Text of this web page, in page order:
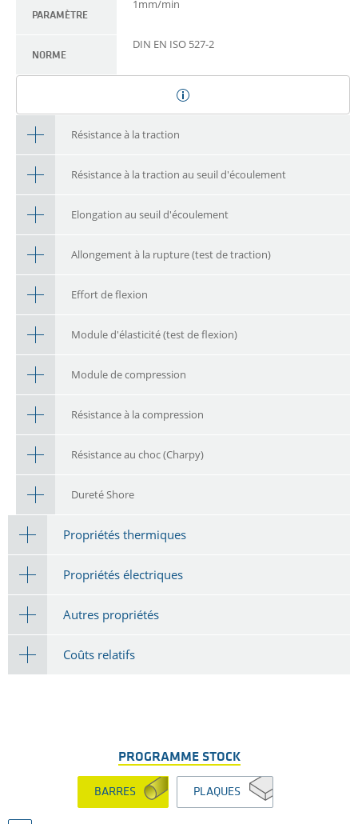
PARAMÈTRE
1mm/min
NORME
DIN EN ISO 527-2
Résistance à la traction
Résistance à la traction au seuil d'écoulement
Elongation au seuil d'écoulement
Allongement à la rupture (test de traction)
Effort de flexion
Module d'élasticité (test de flexion)
Module de compression
Résistance à la compression
Résistance au choc (Charpy)
Dureté Shore
Propriétés thermiques
Propriétés électriques
Autres propriétés
Coûts relatifs
PROGRAMME STOCK
BARRES PLAQUES